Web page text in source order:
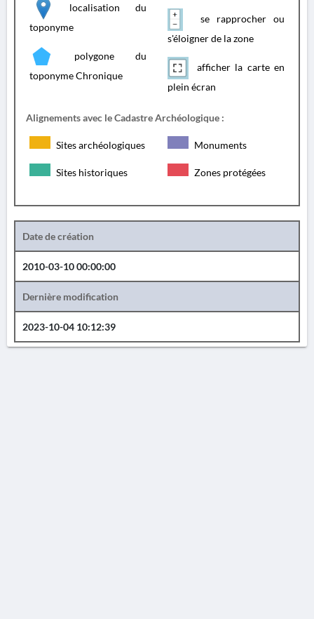
localisation du
toponyme
polygone du
toponyme Chronique
se rapprocher ou
s'éloigner de la zone
afficher la carte en
plein écran
Alignements avec le Cadastre Archéologique :
Sites archéologiques Monuments
Sites historiques Zones protégées
Date de création
2010-03-10 00:00:00
Dernière modification
2023-10-04 10:12:39